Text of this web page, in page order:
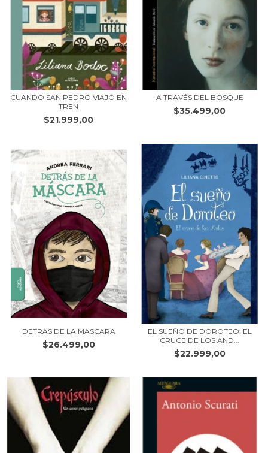
CUANDO SAN PEDRO VIAJÓ EN
TREN
$21.999,00
A TRAVÉS DEL BOSQUE
$35.499,00
DETRÁS DE LA MÁSCARA
$26.499,00
EL SUEÑO DE DOROTEO: EL
CRUCE DE LOS AND...
$22.999,00